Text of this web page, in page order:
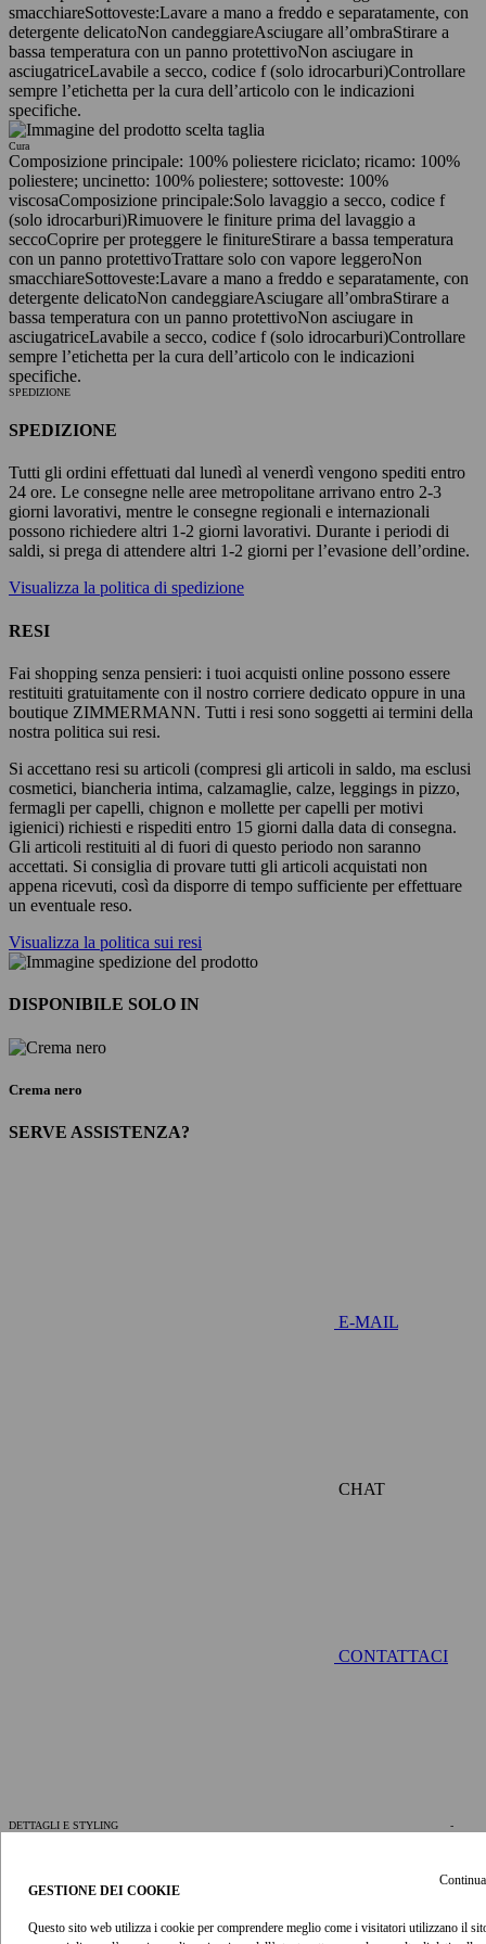
GESTIONE DEI COOKIE
Questo sito web utilizza i cookie per comprendere meglio come i visitatori utilizzano il
smacchiareSottoveste:Lavare a mano a freddo e separatamente, con
detergente delicatoNon candeggiareAsciugare all’ombraStirare a
bassa temperatura con un panno protettivoNon asciugare in
asciugatriceLavabile a secco, codice f (solo idrocarburi)Controllare
sempre l’etichetta per la cura dell’articolo con le indicazioni
specifiche.
Cura
Composizione principale: 100% poliestere riciclato; ricamo: 100%
poliestere; uncinetto: 100% poliestere; sottoveste: 100%
viscosaComposizione principale:Solo lavaggio a secco, codice f
(solo idrocarburi)Rimuovere le finiture prima del lavaggio a
seccoCoprire per proteggere le finitureStirare a bassa temperatura
con un panno protettivoTrattare solo con vapore leggeroNon
smacchiareSottoveste:Lavare a mano a freddo e separatamente, con
detergente delicatoNon candeggiareAsciugare all’ombraStirare a
bassa temperatura con un panno protettivoNon asciugare in
asciugatriceLavabile a secco, codice f (solo idrocarburi)Controllare
sempre l’etichetta per la cura dell’articolo con le indicazioni
specifiche.
SPEDIZIONE
SPEDIZIONE
Tutti gli ordini effettuati dal lunedì al venerdì vengono spediti entro
24 ore. Le consegne nelle aree metropolitane arrivano entro 2-3
giorni lavorativi, mentre le consegne regionali e internazionali
possono richiedere altri 1-2 giorni lavorativi. Durante i periodi di
saldi, si prega di attendere altri 1-2 giorni per l’evasione dell’ordine.
Visualizza la politica di spedizione
RESI
Fai shopping senza pensieri: i tuoi acquisti online possono essere
restituiti gratuitamente con il nostro corriere dedicato oppure in una
boutique ZIMMERMANN. Tutti i resi sono soggetti ai termini della
nostra politica sui resi.
Si accettano resi su articoli (compresi gli articoli in saldo, ma esclusi
cosmetici, biancheria intima, calzamaglie, calze, leggings in pizzo,
fermagli per capelli, chignon e mollette per capelli per motivi
igienici) richiesti e rispediti entro 15 giorni dalla data di consegna.
Gli articoli restituiti al di fuori di questo periodo non saranno
accettati. Si consiglia di provare tutti gli articoli acquistati non
appena ricevuti, così da disporre di tempo sufficiente per effettuare
un eventuale reso.
Visualizza la politica sui resi
DISPONIBILE SOLO IN
Crema nero
SERVE ASSISTENZA?
E-MAIL
CHAT
CONTATTACI
DETTAGLI E STYLING
-
Maxi Abito Roselight in crema nero della nostra Collezione Mare
2026. Maxi abito con scollo arrotondato e ricamo, maniche corte